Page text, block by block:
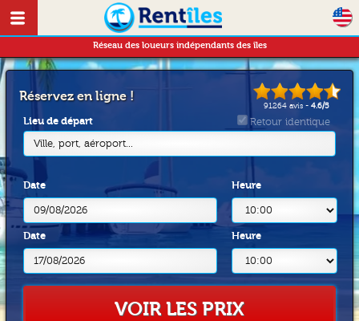
Réseau des loueurs indépendants des îles
91264 avis -4.6/5
Réservez en ligne !
Lieu de départ
Ville, port, aéroport...
Retour identique
Date Heure
Date Heure
VOIR LES PRIX